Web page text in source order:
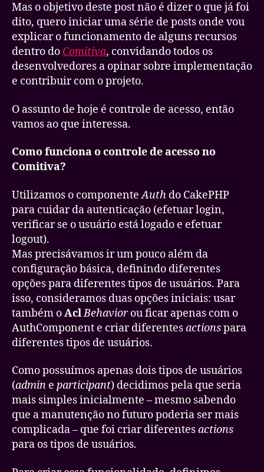
Mas o objetivo deste post não é dizer o que já foi
dito, quero iniciar uma série de posts onde vou
explicar o funcionamento de alguns recursos
dentro do Comitiva, convidando todos os
desenvolvedores a opinar sobre implementação
e contribuir com o projeto.
O assunto de hoje é controle de acesso, então
vamos ao que interessa.
Como funciona o controle de acesso no
Comitiva?
Utilizamos o componenteAuth do CakePHP
para cuidar da autenticação (efetuar login,
verificar se o usuário está logado e efetuar
logout).
Mas precisávamos ir um pouco além da
configuração básica, definindo diferentes
opções para diferentes tipos de usuários. Para
isso, consideramos duas opções iniciais: usar
também oAclBehaviorou ficar apenas com o
AuthComponent e criar diferentesactionspara
diferentes tipos de usuários.
Como possuímos apenas dois tipos de usuários
(admin e participant) decidimos pela que seria
mais simples inicialmente – mesmo sabendo
que a manutenção no futuro poderia ser mais
complicada – que foi criar diferentesactions
para os tipos de usuários.